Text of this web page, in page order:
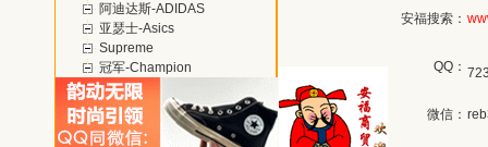
阿迪达斯-ADIDAS
亚瑟士-Asics
Supreme
冠军-Champion
安福搜索：
QQ：
微信：